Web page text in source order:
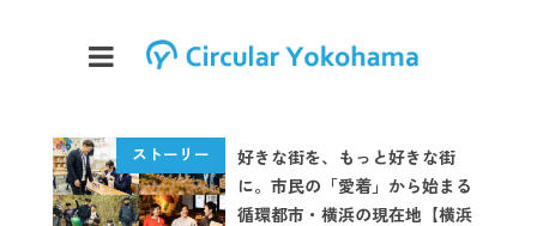
好きな街を、もっと好きな街
に。市民の「愛着」から始まる
循環都市・横浜の現在地【横浜